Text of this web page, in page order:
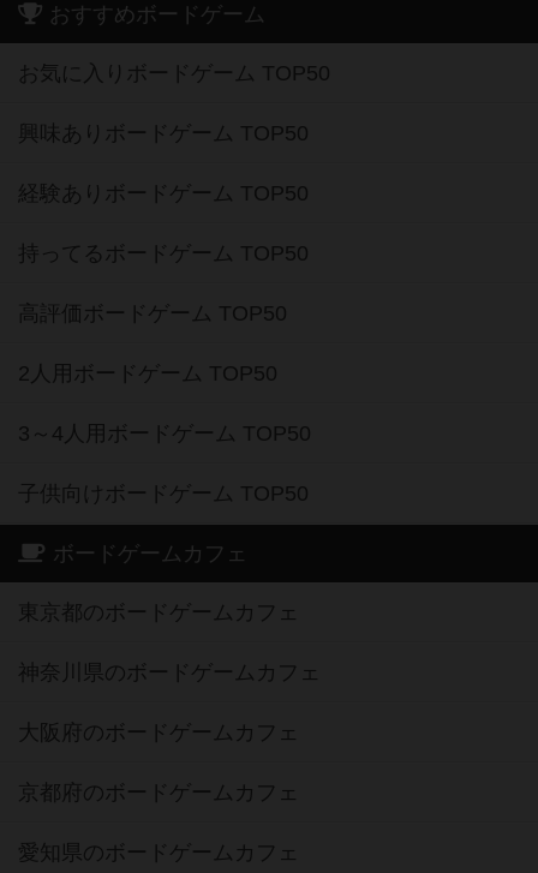
おすすめボードゲーム
お気に入りボードゲーム TOP50
興味ありボードゲーム TOP50
経験ありボードゲーム TOP50
持ってるボードゲーム TOP50
高評価ボードゲーム TOP50
2人用ボードゲーム TOP50
3～4人用ボードゲーム TOP50
子供向けボードゲーム TOP50
ボードゲームカフェ
東京都のボードゲームカフェ
神奈川県のボードゲームカフェ
大阪府のボードゲームカフェ
京都府のボードゲームカフェ
愛知県のボードゲームカフェ